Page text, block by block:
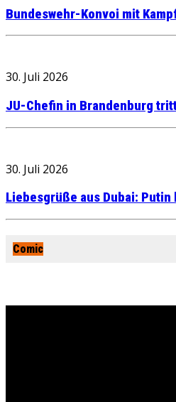
Bundeswehr-Konvoi mit
30. Juli 2026
JU-Chefin in Brandenburg
30. Juli 2026
Liebesgrüße aus Dubai:
Comic